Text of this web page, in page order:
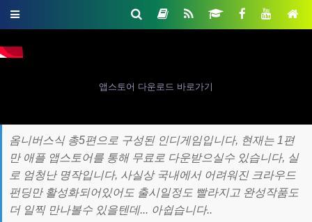
앱스토어 다운로드 바로가기
옴니버스식 총5편으로 구성된 인디게임입니다, 현재는 1편
만 애플 앱스토어를 통해 무료로 다운받으실수 있습니다, 실
로 엄청난 명작입니다, 사실상 국내에서 어려워진 크라우드
펀딩만 활성화되어있어도 출시일정도 빨라지고 완성작품도
더 일찍 만나볼수 있을텐데... 아쉽습니다..